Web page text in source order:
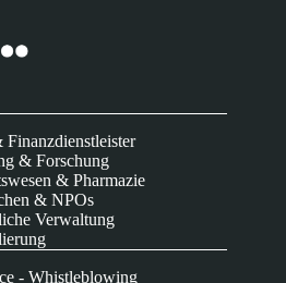
Finanzdienstleister
& Forschung
& Pharmazie
& NPOs
Verwaltung
- Whistleblowing